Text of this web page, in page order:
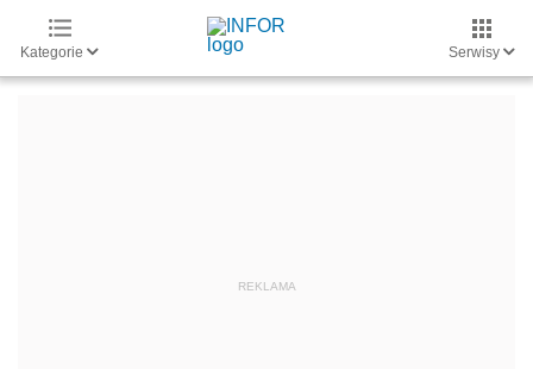
Kategorie Serwisy